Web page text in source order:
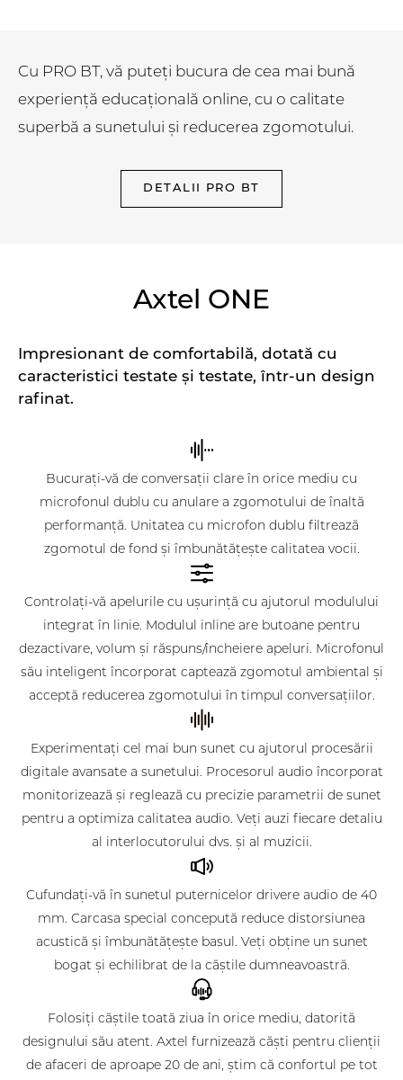
Cu PRO BT, vă puteți bucura de cea mai bună
experiență educațională online, cu o calitate
superbă a sunetului și reducerea zgomotului.
DETALII PRO BT
Axtel ONE
Impresionant de comfortabilă, dotată cu
caracteristici testate și testate, într-un design
rafinat.
Bucurați-vă de conversații clare în orice mediu cu
microfonul dublu cu anulare a zgomotului de înaltă
performanță. Unitatea cu microfon dublu filtrează
zgomotul de fond și îmbunătățește calitatea vocii.
Controlați-vă apelurile cu ușurință cu ajutorul modulului
integrat în linie. Modulul inline are butoane pentru
dezactivare, volum și răspuns/încheiere apeluri. Microfonul
său inteligent încorporat captează zgomotul ambiental și
acceptă reducerea zgomotului în timpul conversațiilor.
Experimentați cel mai bun sunet cu ajutorul procesării
digitale avansate a sunetului. Procesorul audio încorporat
monitorizează și reglează cu precizie parametrii de sunet
pentru a optimiza calitatea audio. Veți auzi fiecare detaliu
al interlocutorului dvs. și al muzicii.
Cufundați-vă în sunetul puternicelor drivere audio de 40
mm. Carcasa special concepută reduce distorsiunea
acustică și îmbunătățește basul. Veți obține un sunet
bogat și echilibrat de la căștile dumneavoastră.
Folosiți căștile toată ziua în orice mediu, datorită
designului său atent. Axtel furnizează căști pentru clienții
de afaceri de aproape 20 de ani, știm că confortul pe tot